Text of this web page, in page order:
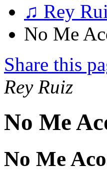
♫ Rey
No Me
Share this
Rey Ruiz
No Me
No Me